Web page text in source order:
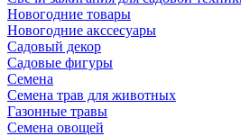
Новогодние товары
Новогодние акссесуары
Садовый декор
Садовые фигуры
Семена
Семена трав для животных
Газонные травы
Семена овощей